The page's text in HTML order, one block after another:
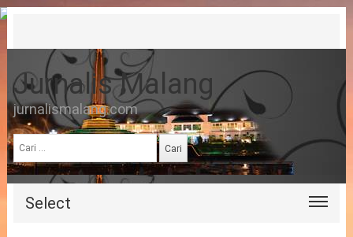
Jurnalis Malang
jurnalismalang.com
Cari
untuk:
Select